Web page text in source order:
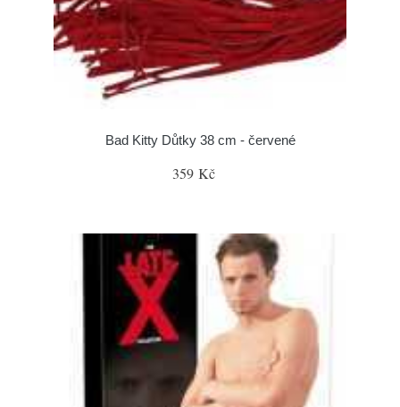
Bad Kitty Důtky 38 cm - červené
359 Kč